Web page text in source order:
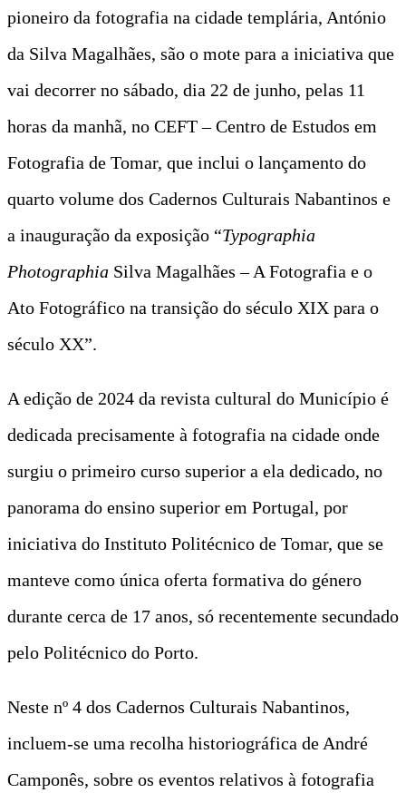
pioneiro da fotografia na cidade templária, António
da Silva Magalhães, são o mote para a iniciativa que
vai decorrer no sábado, dia 22 de junho, pelas 11
horas da manhã, no CEFT – Centro de Estudos em
Fotografia de Tomar, que inclui o lançamento do
quarto volume dos Cadernos Culturais Nabantinos e
a inauguração da exposição “Typographia
Photographia Silva Magalhães – A Fotografia e o
Ato Fotográfico na transição do século XIX para o
século XX”.
A edição de 2024 da revista cultural do Município é
dedicada precisamente à fotografia na cidade onde
surgiu o primeiro curso superior a ela dedicado, no
panorama do ensino superior em Portugal, por
iniciativa do Instituto Politécnico de Tomar, que se
manteve como única oferta formativa do género
durante cerca de 17 anos, só recentemente secundado
pelo Politécnico do Porto.
Neste nº 4 dos Cadernos Culturais Nabantinos,
incluem-se uma recolha historiográfica de André
Camponês, sobre os eventos relativos à fotografia